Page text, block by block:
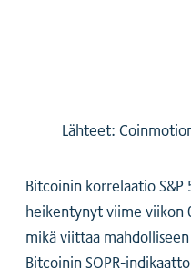
Lähteet:
Bitcoinin korrelaatio S&P
heikentynyt viime viikon
mikä viittaa
Bitcoinin SOPR-